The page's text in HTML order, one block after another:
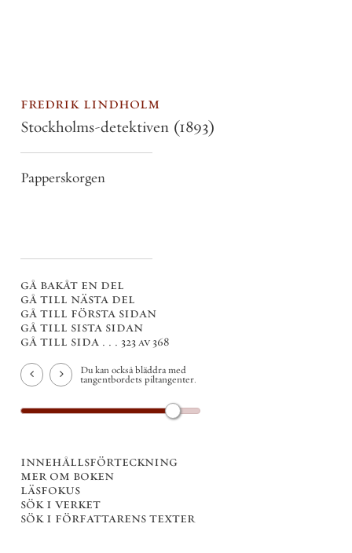
fredrik lindholm
Stockholms-detektiven (1893)
Papperskorgen
gå bakåt en del
gå till nästa del
gå till första sidan
gå till sista sidan
gå till sida . . . 323 av 368
Du kan också bläddra med
tangentbordets piltangenter.
innehållsförteckning
mer om boken
läsfokus
sök i verket
sök i författarens texter